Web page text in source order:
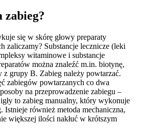
zabieg?
się w skórę głowy preparaty
zaliczamy? Substancje lecznicze (leki
witaminowe i substancje
można znaleźć m.in. biotynę,
grupy B. Zabieg należy powtarzać.
zabiegów powtarzanych co dwa
na przeprowadzenie zabiegu –
to zabieg manualny, który wykonuje
Istnieje również metoda mechaniczna,
większej ilości nakłuć w krótszym